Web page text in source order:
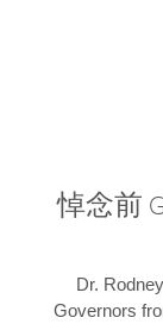
悼念前
Dr.
Governors